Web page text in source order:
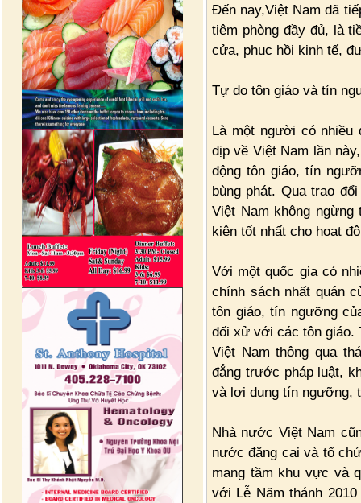
Đến nay,Việt Nam đã
tiêm phòng đầy đủ, là
cửa, phục hồi kinh tế,
Tự do tôn giáo và tín
Là một người có nhiều
dịp về Việt Nam lần
động tôn giáo, tín
bùng phát. Qua trao
Việt Nam không
kiện tốt nhất cho hoạt
Với một quốc gia có
chính sách nhất quán
tôn giáo, tín ngưỡng
đối xử với các tôn giáo.
Việt Nam thông qua
đẳng trước pháp luật,
và lợi dụng tín ngưỡng,
Nhà nước Việt Nam
nước đăng cai và tổ
mang tầm khu vực và
với Lễ Năm thánh